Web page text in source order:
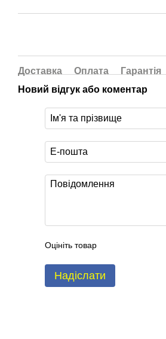
Доставка Оплата
Гарантія
Новий відгук або коментар
Оцініть товар
Надіслати